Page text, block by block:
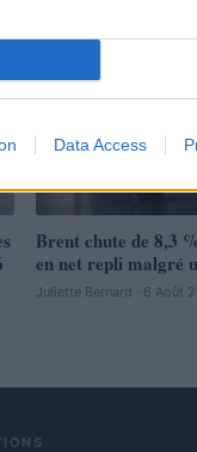
Data Access
Brent chute de 8,3
en net repli malgré
Juliette Bernard · 6 Août